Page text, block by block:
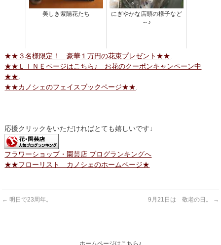
美しき紫陽花たち
にぎやかな店頭の様子など
～♪
★★３名様限定！ 豪華１万円の花束プレゼント★★.
★★ＬＩＮＥページはこちら♪ お花のクーポンキャンペーン中
★★.
★★カノシェのフェイスブックページ★★.
応援クリックをいただければとても嬉しいです↓
フラワーショップ・園芸店 ブログランキングへ
★★フローリスト カノシェのホームページ★
← 明日で23周年。 9月21日は 敬老の日。 →